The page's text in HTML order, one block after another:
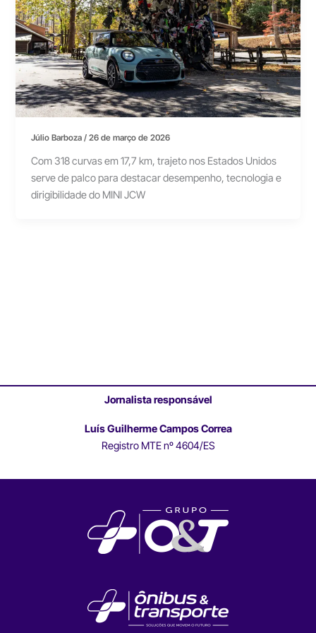
Júlio Barboza/26 de março de 2026
Com 318 curvas em 17,7 km, trajeto nos Estados Unidos
serve de palco para destacar desempenho, tecnologia e
dirigibilidade do MINI JCW
Jornalista responsável
Luís Guilherme Campos Correa
Registro MTE nº 4604/ES